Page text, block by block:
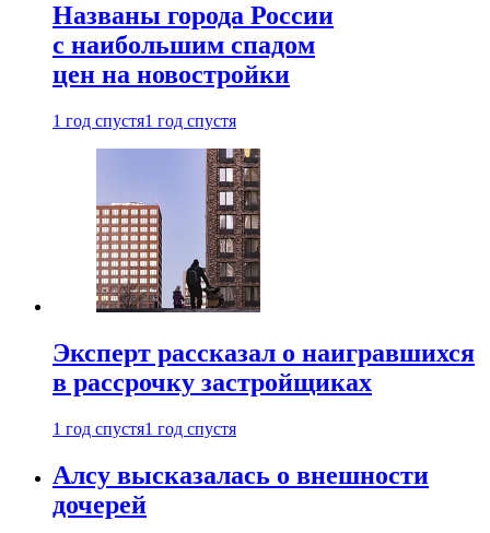
Названы города России
с наибольшим спадом
цен на новостройки
1 год спустя1 год спустя
Эксперт рассказал о наигравшихся
в рассрочку застройщиках
1 год спустя1 год спустя
Алсу высказалась о внешности
дочерей